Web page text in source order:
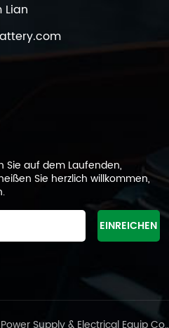
Lian
Sie auf dem Laufenden,
Sie herzlich willkommen,